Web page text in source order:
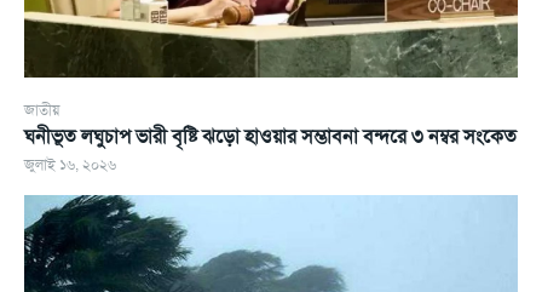
জাতীয়
ঘনীভূত লঘুচাপ ভারী বৃষ্টি ঝড়ো হাওয়ার সম্ভাবনা বন্দরে ৩ নম্বর সংকেত
জুলাই ১৬, ২০২৬